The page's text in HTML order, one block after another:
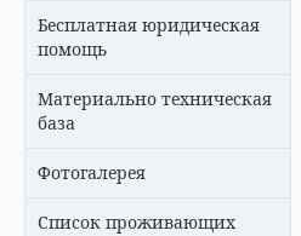
Бесплатная юридическая
помощь
Материально техническая
база
Фотогалерея
Список проживающих